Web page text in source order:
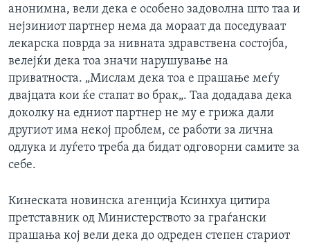
анонимна, вели дека е особено задоволна што таа и
нејзиниот партнер нема да мораат да поседуваат
лекарска поврда за нивната здравствена состојба,
велејќи дека тоа значи нарушување на
приватноста. „Мислам дека тоа е прашање меѓу
двајцата кои ќе стапат во брак„. Таа додадава дека
доколку на едниот партнер не му е грижа дали
другиот има некој проблем, се работи за лична
одлука и луѓето треба да бидат одговорни самите за
себе.
Кинеската новинска агенција Ксинхуа цитира
претставник од Министерството за граѓански
прашања кој вели дека до одреден степен стариот